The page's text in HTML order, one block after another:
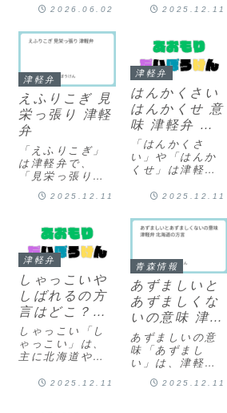
せるようになり
勤で青森を訪れ
るようにたくさ
んのフレーズを
まとめました。
ぜひ参考にして
ください。
2026.06.02
いう意味を持つ
表現は、特に親
しい間柄での謝
罪や感謝の意を
表す際に使われ
ます。例えば、
誰かに手間をか
けさせたときに
「めやぐだな
あ」と...
2025.12.11
津軽弁
えふりこぎ 見
栄っ張り 津軽
弁
「えふりこぎ」
は津軽弁で、
「見栄っ張り」
る人」という意
す。この言葉
は、特に中身が
ないのに見た目
や振る舞いで目
立とうとする人
を指します。関
西弁で言うとこ
ろの「ええかっ
こしい」...
2025.12.11
津軽弁
はんかくさい
はんかくせ 意
味 津軽弁 北
海道方言
「はんかくさ
い」や「はんか
くせ」は津軽弁
らしい」や「愚
味で使われる表
現です。この言
可通臭い」で、
未熟でありなが
らいかにも通人
らしく振る舞う
ことを指しま
す。具体...
2025.12.11
津軽弁
しゃっこいや
しばれるの方
言はどこ？津
軽弁と北海道
方言
しゃっこい「し
ゃっこい」は、
主に北海道や東
る方言で、「冷
2025.12.11
青森情報
あずましいと
あずましくな
いの意味 津軽
弁 北海道の方
言
あずましいの意
味「あずまし
い」は、津軽弁
「気持ちがい
2025.12.11